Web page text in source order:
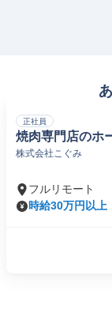
正社員
焼肉専門店のホ
株式会社こぐみ
フルリモート
時給30万円以上